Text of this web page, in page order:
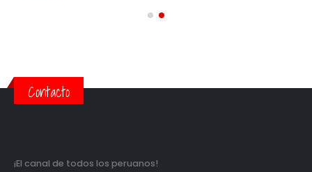
Contacto
¡El canal de todos los peruanos!